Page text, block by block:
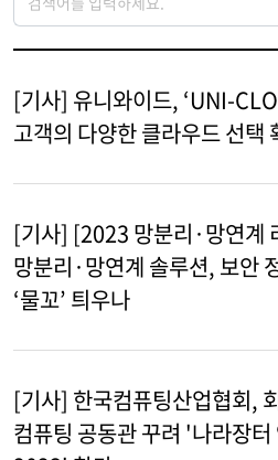
[기사] 유니와이드, ‘UNI-
고객의 다양한 클라우드 선택
[기사] [2023 망분리·망연계
망분리·망연계 솔루션, 보안
‘물꼬’ 틔우나
[기사] 한국컴퓨팅산업협회,
컴퓨팅 공동관 꾸려 '나라장터